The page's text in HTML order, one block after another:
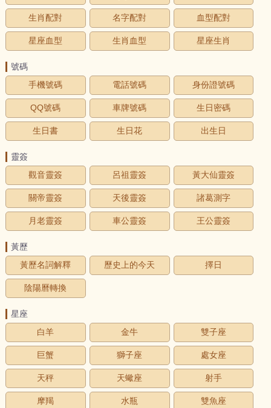
生肖配對 名字配對 血型配對
星座血型 生肖血型 星座生肖
號碼
手機號碼
電話號碼 身份證號碼
QQ號碼 車牌號碼 生日密碼
生日書 生日花 出生日
靈簽
觀音靈簽
呂祖靈簽 黃大仙靈簽
關帝靈簽 天後靈簽 諸葛測字
月老靈簽 車公靈簽 王公靈簽
黃歷
黃歷名詞解釋
歷史上的今天 擇日
陰陽曆轉換
星座
白羊
金牛 雙子座
巨蟹 獅子座 處女座
天秤 天蠍座 射手
摩羯 水瓶 雙魚座